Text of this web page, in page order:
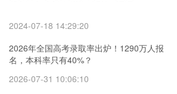
2024-07-18 14:29:20
2026年全国高考录取率出炉！1290万人报
名，本科率只有40%？
2026-07-31 10:06:10